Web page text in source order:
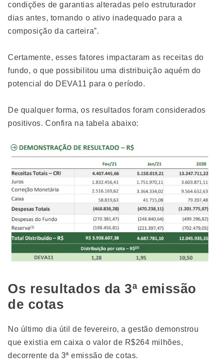
condições de garantias alteradas pelo estruturador
dias antes, tornando o ativo inadequado para a
composição da carteira”.
Certamente, esses fatores impactaram as receitas do
fundo, o que possibilitou uma distribuição aquém do
potencial do DEVA11 para o período.
De qualquer forma, os resultados foram considerados
positivos. Confira na tabela abaixo:
Os resultados da 3ª emissão
de cotas
No último dia útil de fevereiro, a gestão demonstrou
que existia em caixa o valor de R$264 milhões,
decorrente da 3ª emissão de cotas.